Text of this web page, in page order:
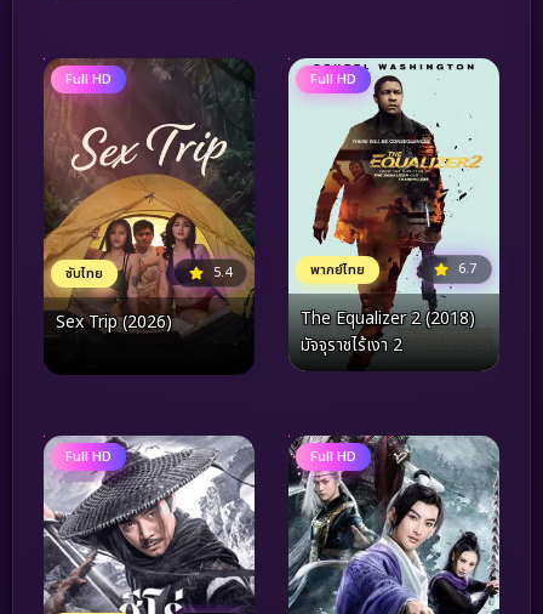
Full HD
ซับไทย 5.4
Sex Trip (2026)
Full HD
พากย์ไทย 6.7
The Equalizer 2 (2018)
มัจจุราชไร้เงา 2
Full HD Full HD